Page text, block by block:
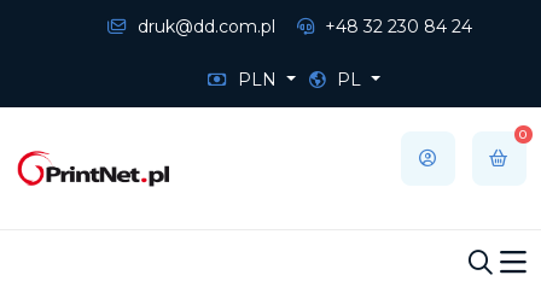
druk@dd.com.pl +48 32 230 84 24
PLN PL
0